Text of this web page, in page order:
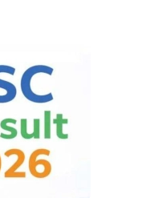
যা জানা গেল
সরকার
(৫ আগস্ট)
জানা গেল যা